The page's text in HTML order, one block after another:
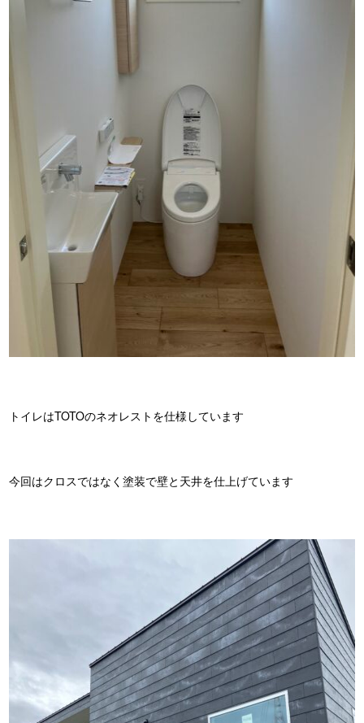
トイレはTOTOのネオレストを仕様しています
今回はクロスではなく塗装で壁と天井を仕上げています